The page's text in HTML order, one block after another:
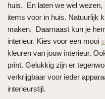
huis. En laten we wel
items voor in huis. Natuurlijk
maken. Daarnaast kun je
interieur. Kies voor een mooi
kleuren van jouw interieur.
print. Gelukkig zijn er
verkrijgbaar voor ieder
interieurstijl.